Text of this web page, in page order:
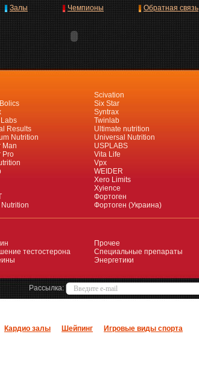
Залы Чемпионы Обратная связь
Results
Nutrition
Man
Pro
Scivation
Six Star
Syntrax
Twinlab
Ultimate nutrition
Universal Nutrition
USPLABS
Vita Life
Vpx
WEIDER
Xero Limits
Xyience
Фортоген
Фортоген (Украина)
тестостерона
Прочее
Специальные препараты
Энергетики
Рассылка:
Кардио залы Шейпинг Игровые виды спорта